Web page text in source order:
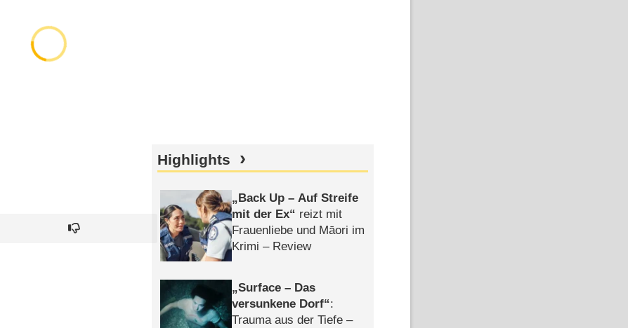
Highlights
Back Up – Auf Streife
mit der Ex
reizt mit
Frauenliebe und Māori im
Krimi – Review
Surface – Das
versunkene Dorf :
Trauma aus der Tiefe –